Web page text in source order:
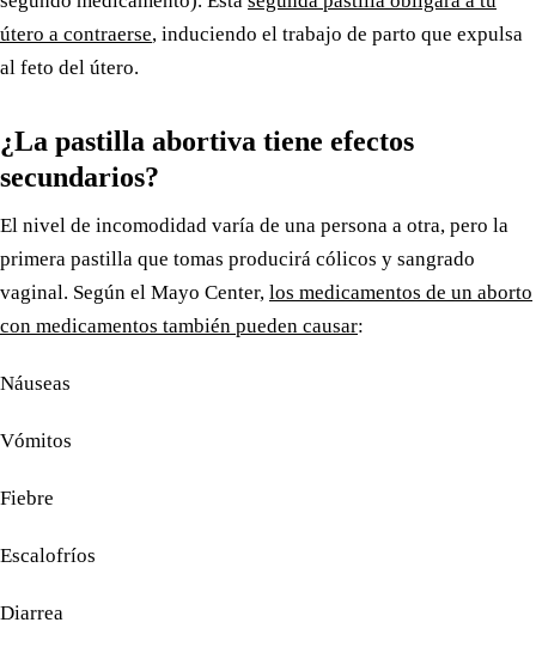
útero a contraerse, induciendo el trabajo de parto que expulsa
al feto del útero.
¿La pastilla abortiva tiene efectos
secundarios?
El nivel de incomodidad varía de una persona a otra, pero la
primera pastilla que tomas producirá cólicos y sangrado
vaginal. Según el Mayo Center, los medicamentos de un aborto
con medicamentos también pueden causar:
Náuseas
Vómitos
Fiebre
Escalofríos
Diarrea